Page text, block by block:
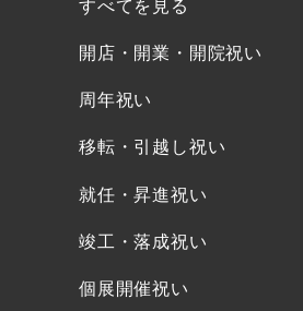
すべてを見る
開店・開業・開院祝い
周年祝い
移転・引越し祝い
就任・昇進祝い
竣工・落成祝い
個展開催祝い